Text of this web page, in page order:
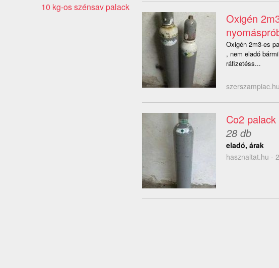
Oxigén
Oxigén 2m3-es
, nem eladó
ráfizetéss...
Co2 palack
28 db
eladó, árak
hasznaltat.hu -
10 kg-os szénsav palack